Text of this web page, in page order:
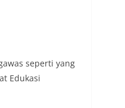
seperti yang
Edukasi